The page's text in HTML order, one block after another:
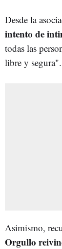
Desde la
intento de
todas las
libre y segura".
Asimismo,
Orgullo